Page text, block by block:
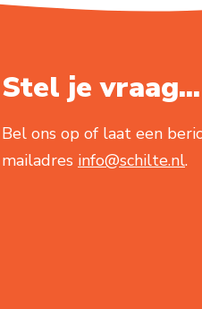
Stel je vraag...
Bel ons op of laat een
mailadres info@schilte.nl.